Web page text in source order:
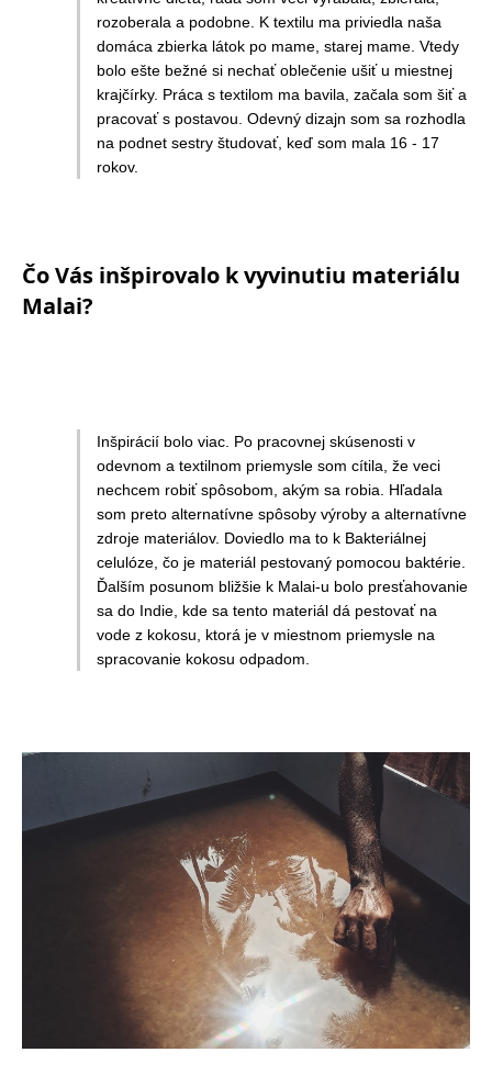
rozoberala a podobne. K textilu ma priviedla naša
domáca zbierka látok po mame, starej mame. Vtedy
bolo ešte bežné si nechať oblečenie ušiť u miestnej
krajčírky. Práca s textilom ma bavila, začala som šiť a
pracovať s postavou. Odevný dizajn som sa rozhodla
na podnet sestry študovať, keď som mala 16 - 17
rokov.
Čo Vás inšpirovalo k vyvinutiu materiálu
Malai?
Inšpirácií bolo viac. Po pracovnej skúsenosti v
odevnom a textilnom priemysle som cítila, že veci
nechcem robiť spôsobom, akým sa robia. Hľadala
som preto alternatívne spôsoby výroby a alternatívne
zdroje materiálov. Doviedlo ma to k Bakteriálnej
celulóze, čo je materiál pestovaný pomocou baktérie.
Ďalším posunom bližšie k Malai-u bolo presťahovanie
sa do Indie, kde sa tento materiál dá pestovať na
vode z kokosu, ktorá je v miestnom priemysle na
spracovanie kokosu odpadom.